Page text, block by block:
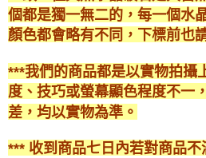
個都是獨一無二的，每一個水
顏色都會略有不同，下標前也
***我們的商品都是以實物拍攝
度、技巧或螢幕顯色程度不一
差，均以實物為準。
*** 收到商品七日內若對商品